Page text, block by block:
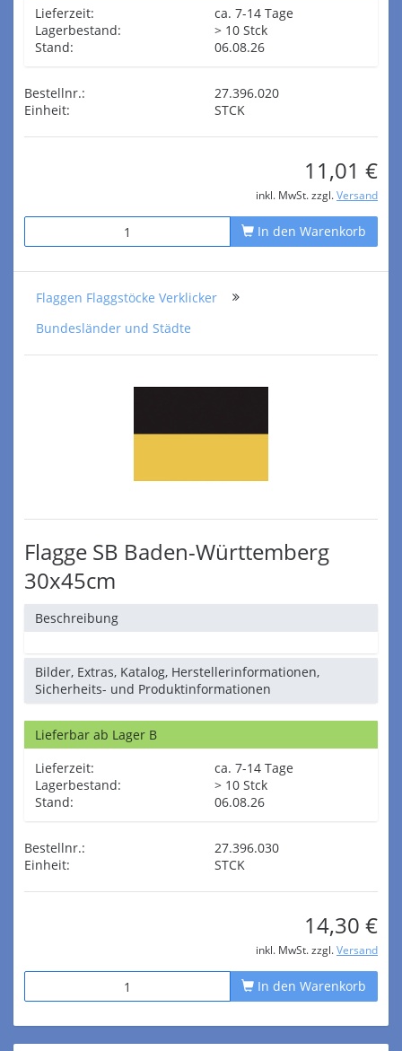
Lieferzeit:
ca. 7-14 Tage
Lagerbestand:
> 10 Stck
Stand:
06.08.26
Bestellnr.:
27.396.020
Einheit:
STCK
11,01 €
inkl. MwSt. zzgl. Versand
In den Warenkorb
Flaggen Flaggstöcke Verklicker
Bundesländer und Städte
Flagge SB Baden-Württemberg
30x45cm
Beschreibung
Bilder, Extras, Katalog, Herstellerinformationen,
Sicherheits- und Produktinformationen
Lieferbar ab Lager B
Lieferzeit:
ca. 7-14 Tage
Lagerbestand:
> 10 Stck
Stand:
06.08.26
Bestellnr.:
27.396.030
Einheit:
STCK
14,30 €
inkl. MwSt. zzgl. Versand
In den Warenkorb